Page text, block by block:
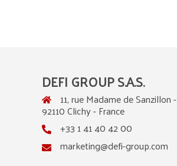
DEFI GROUP S.A.S.
11, rue Madame de Sanzillon -
92110 Clichy - France
+33 1 41 40 42 00
marketing@defi-group.com